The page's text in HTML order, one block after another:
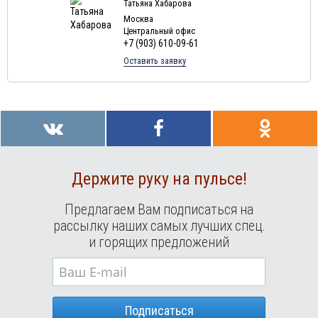
Татьяна Хабарова
Москва
Центральный офис
+7 (903) 610-09-61
Оставить заявку
Держите руку на пульсе!
Предлагаем Вам подписаться на
рассылку наших самых лучших спец.
и горящих предложений
Подписаться